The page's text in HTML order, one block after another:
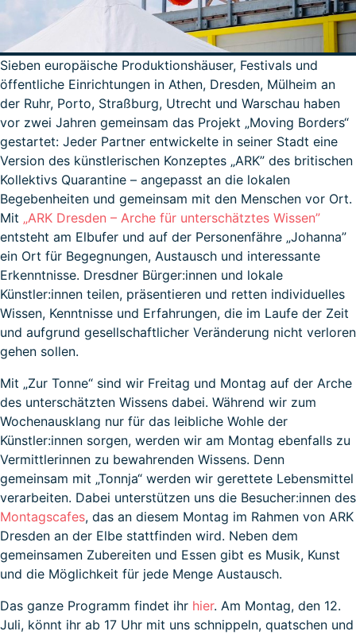
Sieben europäische Produktionshäuser, Festivals und
öffentliche Einrichtungen in Athen, Dresden, Mülheim an
der Ruhr, Porto, Straßburg, Utrecht und Warschau haben
vor zwei Jahren gemeinsam das Projekt „Moving Borders“
gestartet: Jeder Partner entwickelte in seiner Stadt eine
Version des künstlerischen Konzeptes „ARK” des britischen
Kollektivs Quarantine – angepasst an die lokalen
Begebenheiten und gemeinsam mit den Menschen vor Ort.
Mit „ARK Dresden – Arche für unterschätztes Wissen”
entsteht am Elbufer und auf der Personenfähre „Johanna”
ein Ort für Begegnungen, Austausch und interessante
Erkenntnisse. Dresdner Bürger:innen und lokale
Künstler:innen teilen, präsentieren und retten individuelles
Wissen, Kenntnisse und Erfahrungen, die im Laufe der Zeit
und aufgrund gesellschaftlicher Veränderung nicht verloren
gehen sollen.
Mit „Zur Tonne“ sind wir Freitag und Montag auf der Arche
des unterschätzten Wissens dabei. Während wir zum
Wochenausklang nur für das leibliche Wohle der
Künstler:innen sorgen, werden wir am Montag ebenfalls zu
Vermittlerinnen zu bewahrenden Wissens. Denn
gemeinsam mit „Tonnja“ werden wir gerettete Lebensmittel
verarbeiten. Dabei unterstützen uns die Besucher:innen des
Montagscafes, das an diesem Montag im Rahmen von ARK
Dresden an der Elbe stattfinden wird. Neben dem
gemeinsamen Zubereiten und Essen gibt es Musik, Kunst
und die Möglichkeit für jede Menge Austausch.
Das ganze Programm findet ihr hier. Am Montag, den 12.
Juli, könnt ihr ab 17 Uhr mit uns schnippeln, quatschen und